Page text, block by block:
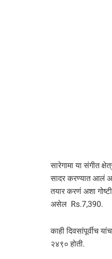
सारेगामा या संगीत
सादर करण्यात आलं
तयार करणं अशा
असेल Rs.7,390.
काही दिवसांपूर्वीच
२४९० होती.